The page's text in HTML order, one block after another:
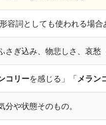
形容詞としても使われる場合
さぎ込み、物悲しさ、哀愁
コリーを感じる」「 メラン
分や状態そのもの。